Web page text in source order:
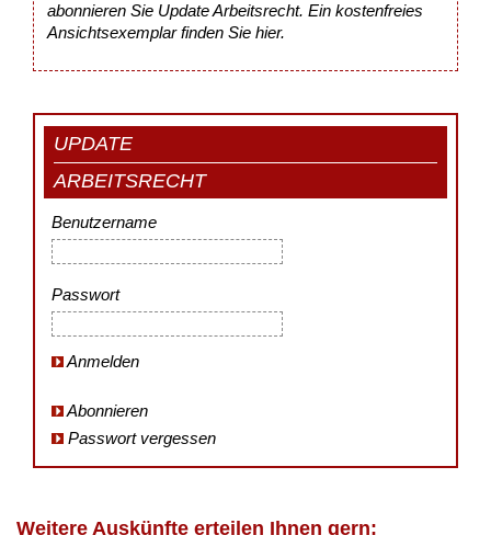
abonnieren Sie Update Arbeitsrecht. Ein kostenfreies
Ansichtsexemplar finden Sie hier.
UPDATE
ARBEITSRECHT
Benutzername
Passwort
Anmelden
Abonnieren
Passwort vergessen
Weitere Auskünfte erteilen Ihnen gern: